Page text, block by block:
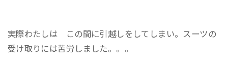
実際わたしは この間に引越しをしてしまい。スーツの
受け取りには苦労しました。。。